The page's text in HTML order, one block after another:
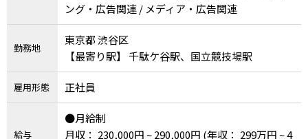
ング・広告関連 / メディア・広告関連
勤務地
東京都 渋谷区
【最寄り駅】 千駄ケ谷駅、国立競技場駅
雇用形態 正社員
給与
●月給制
月収： 230,000円 ~ 290,000円 (年収： 299万円 ~ 4